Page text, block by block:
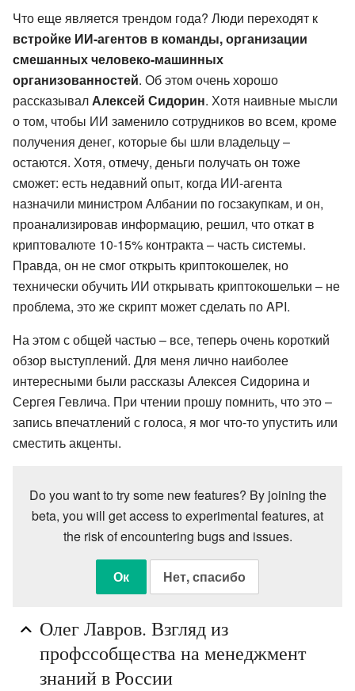
Что еще является трендом года? Люди переходят к
встройке ИИ-агентов в команды, организации
смешанных человеко-машинных
организованностей. Об этом очень хорошо
рассказывалАлексей Сидорин. Хотя наивные мысли
о том, чтобы ИИ заменило сотрудников во всем, кроме
получения денег, которые бы шли владельцу –
остаются. Хотя, отмечу, деньги получать он тоже
сможет: есть недавний опыт, когда ИИ-агента
назначили министром Албании по госзакупкам, и он,
проанализировав информацию, решил, что откат в
криптовалюте 10-15% контракта – часть системы.
Правда, он не смог открыть криптокошелек, но
технически обучить ИИ открывать криптокошельки – не
проблема, это же скрипт может сделать по API.
На этом с общей частью – все, теперь очень короткий
обзор выступлений. Для меня лично наиболее
интересными были рассказы Алексея Сидорина и
Сергея Гевлича. При чтении прошу помнить, что это –
запись впечатлений с голоса, я мог что-то упустить или
сместить акценты.
Do you want to try some new features? By joining the
beta, you will get access to experimental features, at
the risk of encountering bugs and issues.
Ок Нет, спасибо
Олег Лавров. Взгляд из
профссобщества на менеджмент
знаний в России